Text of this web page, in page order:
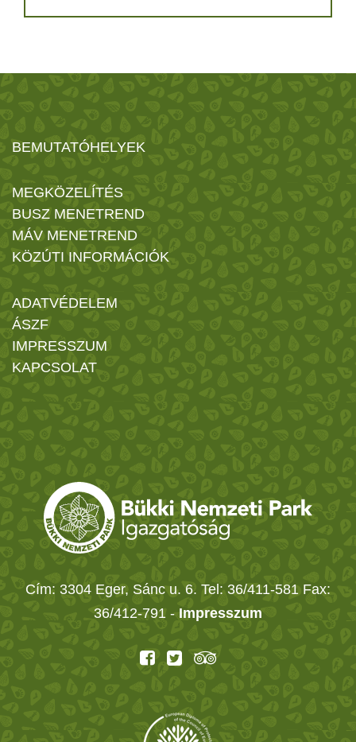
BEMUTATÓHELYEK
MEGKÖZELÍTÉS
BUSZ MENETREND
MÁV MENETREND
KÖZÚTI INFORMÁCIÓK
ADATVÉDELEM
ÁSZF
IMPRESSZUM
KAPCSOLAT
Cím: 3304 Eger, Sánc u. 6. Tel: 36/411-581 Fax:
36/412-791 - Impresszum